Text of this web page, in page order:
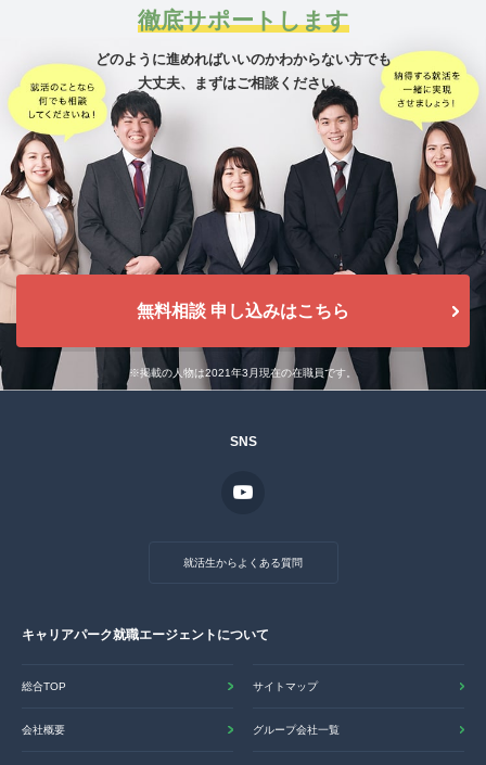
徹底サポートします
どのように進めればいいのかわからない方でも
大丈夫、
まずはご相談ください。
無料相談 申し込みはこちら
※掲載の人物は2021年3月現在の在職員です。
SNS
就活生からよくある質問
キャリアパーク就職エージェントについて
総合TOP サイトマップ
会社概要 グループ会社一覧